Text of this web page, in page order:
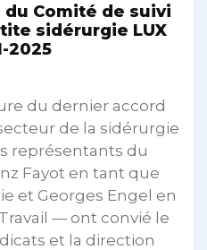
Comité de suivi
sidérurgie LUX
2025
du dernier accord
de la sidérurgie
représentants du
Fayot en tant que
et Georges Engel en
— ont convié le
et la direction